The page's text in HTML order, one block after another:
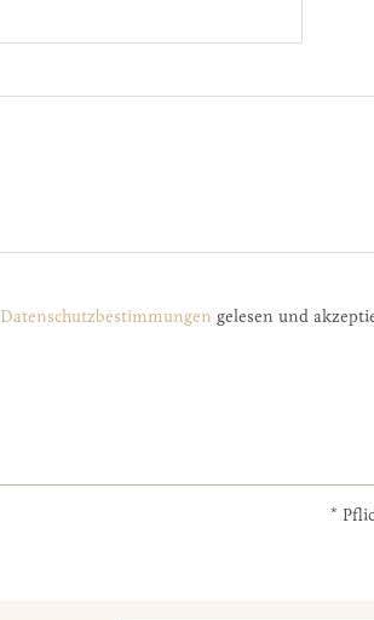
Datenschutz­bestimmungen gelesen und
*